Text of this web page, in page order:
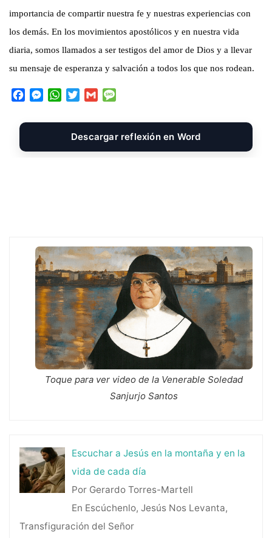
importancia de compartir nuestra fe y nuestras experiencias con
los demás. En los movimientos apostólicos y en nuestra vida
diaria, somos llamados a ser testigos del amor de Dios y a llevar
su mensaje de esperanza y salvación a todos los que nos rodean.
c
b
M
s
e
W
a
s
i
t
t
G
a
i
l
s
s
a
Descargar reflexión en Word
Toque para ver video de la Venerable Soledad
Sanjurjo Santos
Escuchar a Jesús en la montaña y en la
vida de cada día
Por Gerardo Torres-Martell
En Escúchenlo, Jesús Nos Levanta,
Transfiguración del Señor